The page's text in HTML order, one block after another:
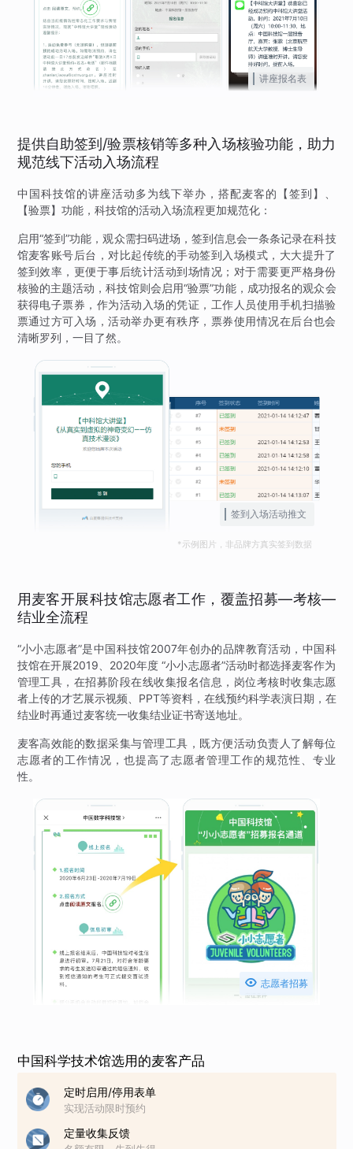
讲座报名表
提供自助签到/验票核销等多种入场核验功能，助力
规范线下活动入场流程
中国科技馆的讲座活动多为线下举办，搭配麦客的【签到】、
【验票】功能，科技馆的活动入场流程更加规范化：
启用“签到”功能，观众需扫码进场，签到信息会一条条记录在科技
馆麦客账号后台，对比起传统的手动签到入场模式，大大提升了
签到效率，更便于事后统计活动到场情况；对于需要更严格身份
核验的主题活动，科技馆则会启用“验票”功能，成功报名的观众会
获得电子票券，作为活动入场的凭证，工作人员使用手机扫描验
票通过方可入场，活动举办更有秩序，票券使用情况在后台也会
清晰罗列，一目了然。
签到入场活动推文
*示例图片，非品牌方真实签到数据
用麦客开展科技馆志愿者工作，覆盖招募—考核—
结业全流程
“小小志愿者”是中国科技馆2007年创办的品牌教育活动，中国科
技馆在开展2019、2020年度 “小小志愿者”活动时都选择麦客作为
管理工具，在招募阶段在线收集报名信息，岗位考核时收集志愿
者上传的才艺展示视频、PPT等资料，在线预约科学表演日期，在
结业时再通过麦客统一收集结业证书寄送地址。
麦客高效能的数据采集与管理工具，既方便活动负责人了解每位
志愿者的工作情况，也提高了志愿者管理工作的规范性、专业
性。
 志愿者招募
中国科学技术馆选用的麦客产品
定时启用/停用表单
实现活动限时预约
定量收集反馈